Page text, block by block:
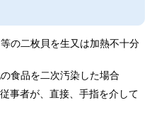
の二枚貝を生又は加熱不十分
食品を二次汚染した場合
事者が、直接、手指を介して